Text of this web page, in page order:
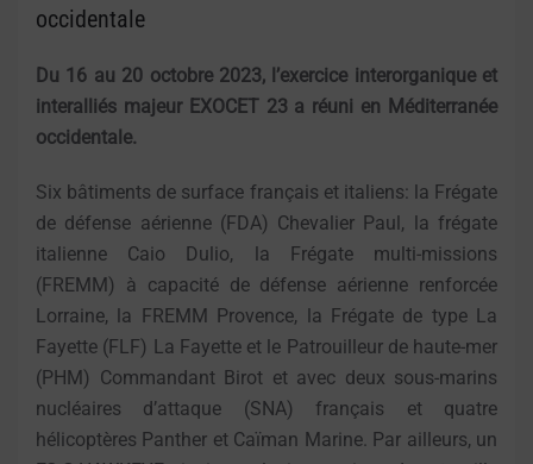
occidentale
Du 16 au 20 octobre 2023, l’exercice interorganique et
interalliés majeur EXOCET 23 a réuni en Méditerranée
occidentale.
Six bâtiments de surface français et italiens: la Frégate
de défense aérienne (FDA) Chevalier Paul, la frégate
italienne Caio Dulio, la Frégate multi-missions
(FREMM) à capacité de défense aérienne renforcée
Lorraine, la FREMM Provence, la Frégate de type La
Fayette (FLF) La Fayette et le Patrouilleur de haute-mer
(PHM) Commandant Birot et avec deux sous-marins
nucléaires d’attaque (SNA) français et quatre
hélicoptères Panther et Caïman Marine. Par ailleurs, un